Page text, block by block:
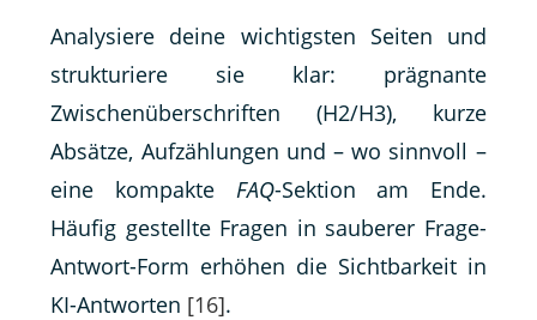
Analysiere deine wichtigsten Seiten und
strukturiere sie klar: prägnante
Zwischenüberschriften (H2/H3), kurze
Absätze, Aufzählungen und – wo sinnvoll –
eine kompakte FAQ-Sektion am Ende.
Häufig gestellte Fragen in sauberer Frage-
Antwort-Form erhöhen die Sichtbarkeit in
KI-Antworten [16].